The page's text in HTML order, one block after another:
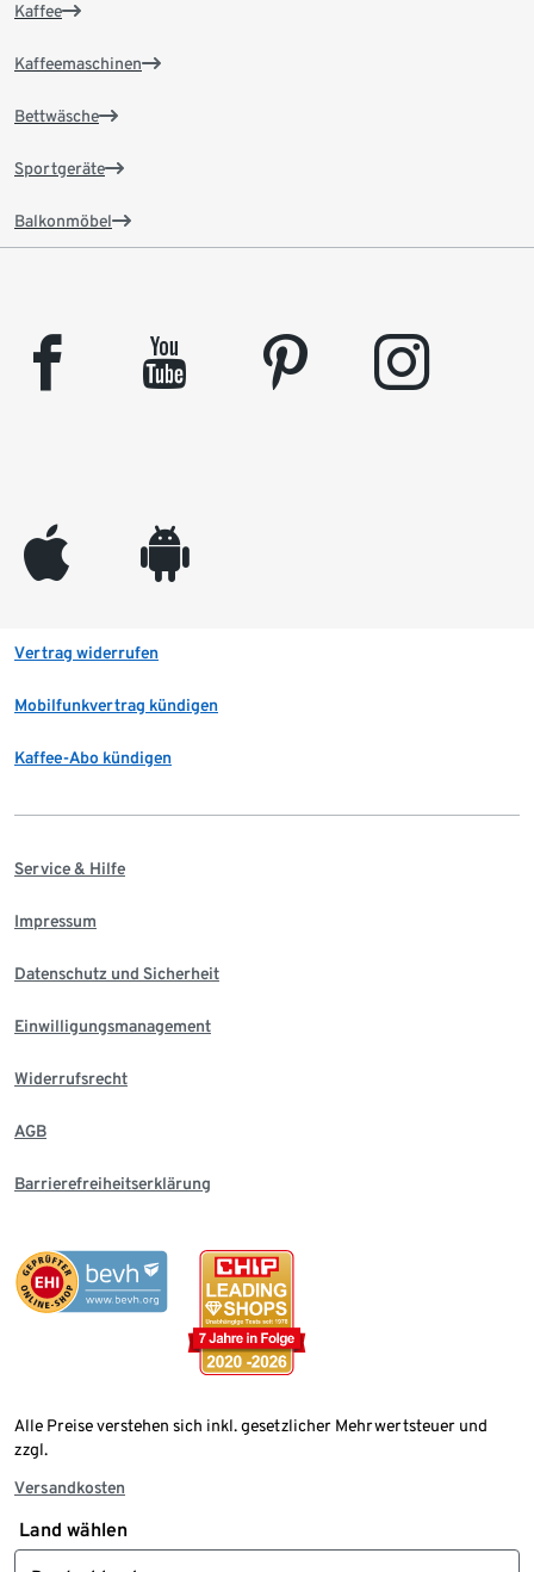
Kaffee
Kaffeemaschinen
Bettwäsche
Sportgeräte
Balkonmöbel
facebook youtube pinterest instagram
appleinc android
Vertrag widerrufen
Mobilfunkvertrag kündigen
Kaffee-Abo kündigen
Service & Hilfe
Impressum
Datenschutz und Sicherheit
Einwilligungsmanagement
Widerrufsrecht
AGB
Barrierefreiheitserklärung
Alle Preise verstehen sich inkl. gesetzlicher Mehrwertsteuer und
zzgl.
Versandkosten
Land wählen